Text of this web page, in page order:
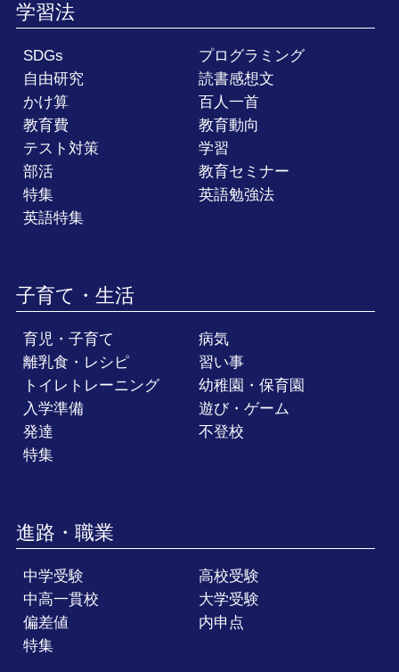
学習法
SDGs
プログラミング
自由研究
読書感想文
かけ算
百人一首
教育費
教育動向
テスト対策
学習
部活
教育セミナー
特集
英語勉強法
英語特集
子育て・生活
育児・子育て
病気
離乳食・レシピ
習い事
トイレトレーニング
幼稚園・保育園
入学準備
遊び・ゲーム
発達
不登校
特集
進路・職業
中学受験
高校受験
中高一貫校
大学受験
偏差値
内申点
特集